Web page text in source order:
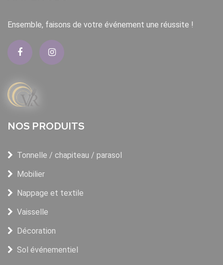
Ensemble, faisons de votre événement une réussite !
NOS PRODUITS
Tonnelle / chapiteau / parasol
Mobilier
Nappage et textile
Vaisselle
Décoration
Sol événementiel